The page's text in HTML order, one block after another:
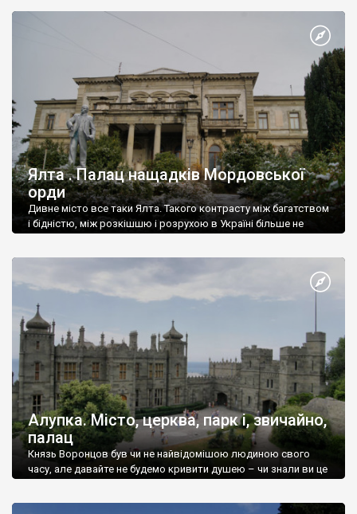
Ялта . Палац нащадків Мордовської
орди
Дивне місто все таки Ялта. Такого контрасту між багатством
і бідністю, між розкішшю і розрухою в Україні більше не
Алупка. Місто, церква, парк і, звичайно,
палац
Князь Воронцов був чи не найвідомішою людиною свого
часу, але давайте не будемо кривити душею – чи знали ви це